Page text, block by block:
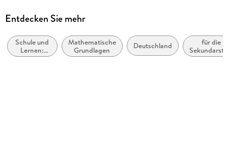
Autor/Autorin
Verlag/Hersteller
Stark Verlag GmbH
Entdecken Sie mehr
Schule und
Lernen:
Mathematik
Mathematische
Grundlagen
Deutschland
für die
I